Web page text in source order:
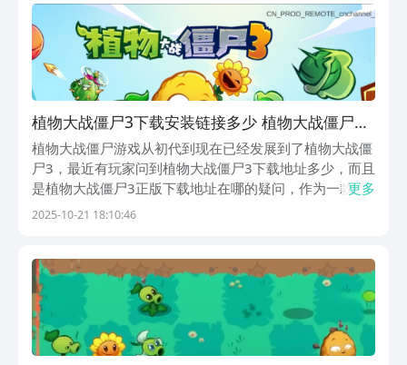
脑或平板上畅快游玩。如果你也想体验这
个经典的游戏，不妨点击文章中的下载链
接，在自己的设备上畅享《植物大战僵尸
1》的精彩。赶快行动起来吧，让我们一
起拯救这个疯狂的僵尸世界！
植物大战僵尸3下载安装链接多少 植物大战僵尸3
正版下载地址在哪
植物大战僵尸游戏从初代到现在已经发展到了植物大战僵
尸3，最近有玩家问到植物大战僵尸3下载地址多少，而且
是植物大战僵尸3正版下载地址在哪的疑问，作为一款备
受欢迎的游戏，该游戏同时上线了IOS和安卓两大平台，
更多
2025-10-21 18:10:46